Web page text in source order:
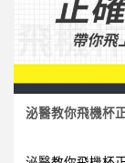
泌醫教你飛機杯